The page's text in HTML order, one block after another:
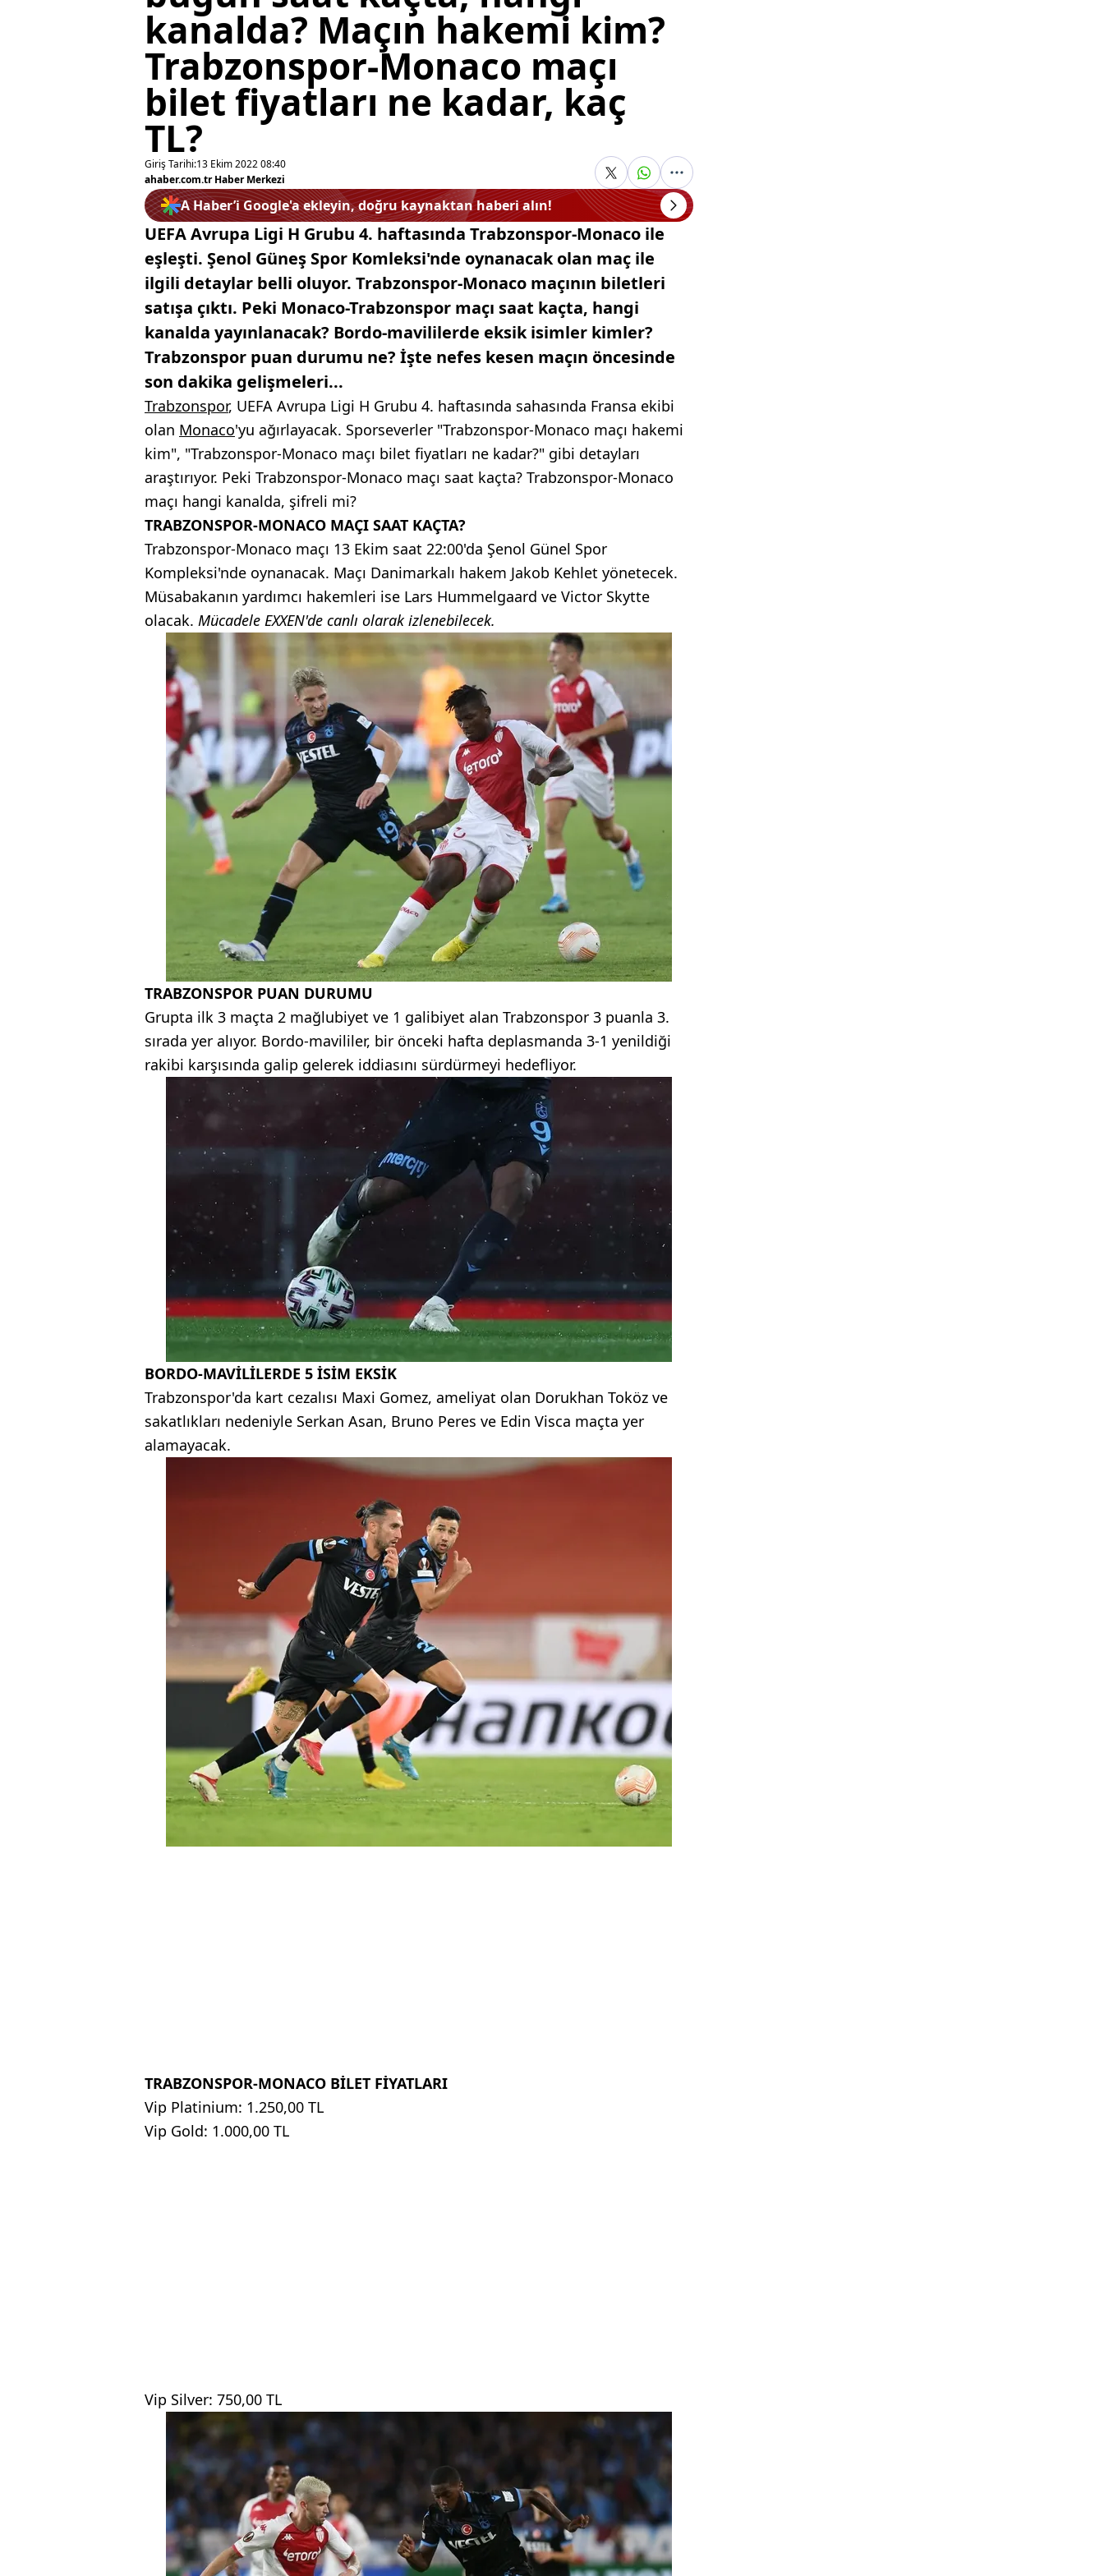
kanalda? Maçın hakemi kim?
Trabzonspor-Monaco maçı
bilet fiyatları ne kadar, kaç
TL?
Giriş Tarihi:13 Ekim 2022 08:40
ahaber.com.tr Haber Merkezi
A Haber’i Google'a ekleyin, doğru kaynaktan haberi alın!
UEFA Avrupa Ligi H Grubu 4. haftasında Trabzonspor-Monaco ile
eşleşti. Şenol Güneş Spor Komleksi'nde oynanacak olan maç ile
ilgili detaylar belli oluyor. Trabzonspor-Monaco maçının biletleri
satışa çıktı. Peki Monaco-Trabzonspor maçı saat kaçta, hangi
kanalda yayınlanacak? Bordo-mavililerde eksik isimler kimler?
Trabzonspor puan durumu ne? İşte nefes kesen maçın öncesinde
son dakika gelişmeleri...
Trabzonspor, UEFA Avrupa Ligi H Grubu 4. haftasında sahasında Fransa ekibi
olan Monaco'yu ağırlayacak. Sporseverler "Trabzonspor-Monaco maçı hakemi
kim", "Trabzonspor-Monaco maçı bilet fiyatları ne kadar?" gibi detayları
araştırıyor. Peki Trabzonspor-Monaco maçı saat kaçta? Trabzonspor-Monaco
maçı hangi kanalda, şifreli mi?
TRABZONSPOR-MONACO MAÇI SAAT KAÇTA?
Trabzonspor-Monaco maçı 13 Ekim saat 22:00'da Şenol Günel Spor
Kompleksi'nde oynanacak. Maçı Danimarkalı hakem Jakob Kehlet yönetecek.
Müsabakanın yardımcı hakemleri ise Lars Hummelgaard ve Victor Skytte
olacak. Mücadele EXXEN'de canlı olarak izlenebilecek.
TRABZONSPOR PUAN DURUMU
Grupta ilk 3 maçta 2 mağlubiyet ve 1 galibiyet alan Trabzonspor 3 puanla 3.
sırada yer alıyor. Bordo-mavililer, bir önceki hafta deplasmanda 3-1 yenildiği
rakibi karşısında galip gelerek iddiasını sürdürmeyi hedefliyor.
BORDO-MAVİLİLERDE 5 İSİM EKSİK
Trabzonspor'da kart cezalısı Maxi Gomez, ameliyat olan Dorukhan Toköz ve
sakatlıkları nedeniyle Serkan Asan, Bruno Peres ve Edin Visca maçta yer
alamayacak.
TRABZONSPOR-MONACO BİLET FİYATLARI
Vip Platinium: 1.250,00 TL
Vip Gold: 1.000,00 TL
Vip Silver: 750,00 TL